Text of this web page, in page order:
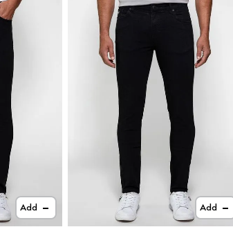
Add Add